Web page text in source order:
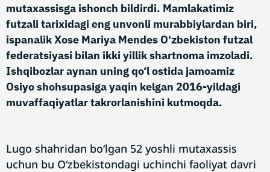
mutaxassisga ishonch bildirdi. Mamlakatimiz
futzali tarixidagi eng unvonli murabbiylardan biri,
ispanalik Xose Mariya Mendes O‘zbekiston futzal
federatsiyasi bilan ikki yillik shartnoma imzoladi.
Ishqibozlar aynan uning qo‘l ostida jamoamiz
Osiyo shohsupasiga yaqin kelgan 2016-yildagi
muvaffaqiyatlar takrorlanishini kutmoqda.
Lugo shahridan bo‘lgan 52 yoshli mutaxassis
uchun bu O‘zbekistondagi uchinchi faoliyat davri